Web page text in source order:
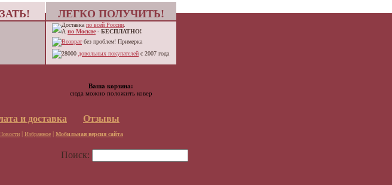
ЛЕГКО ПОЛУЧИТЬ!
Доставка по всей России
А по Москве - БЕСПЛАТНО!
Возвратбез проблем! Примерка
28000 довольных покупателей с 2007 года
и доставка Отзывы
| Избранное | Мобильная версия сайта
Ваша корзина:
сюда можно положить ковер
Поиск: